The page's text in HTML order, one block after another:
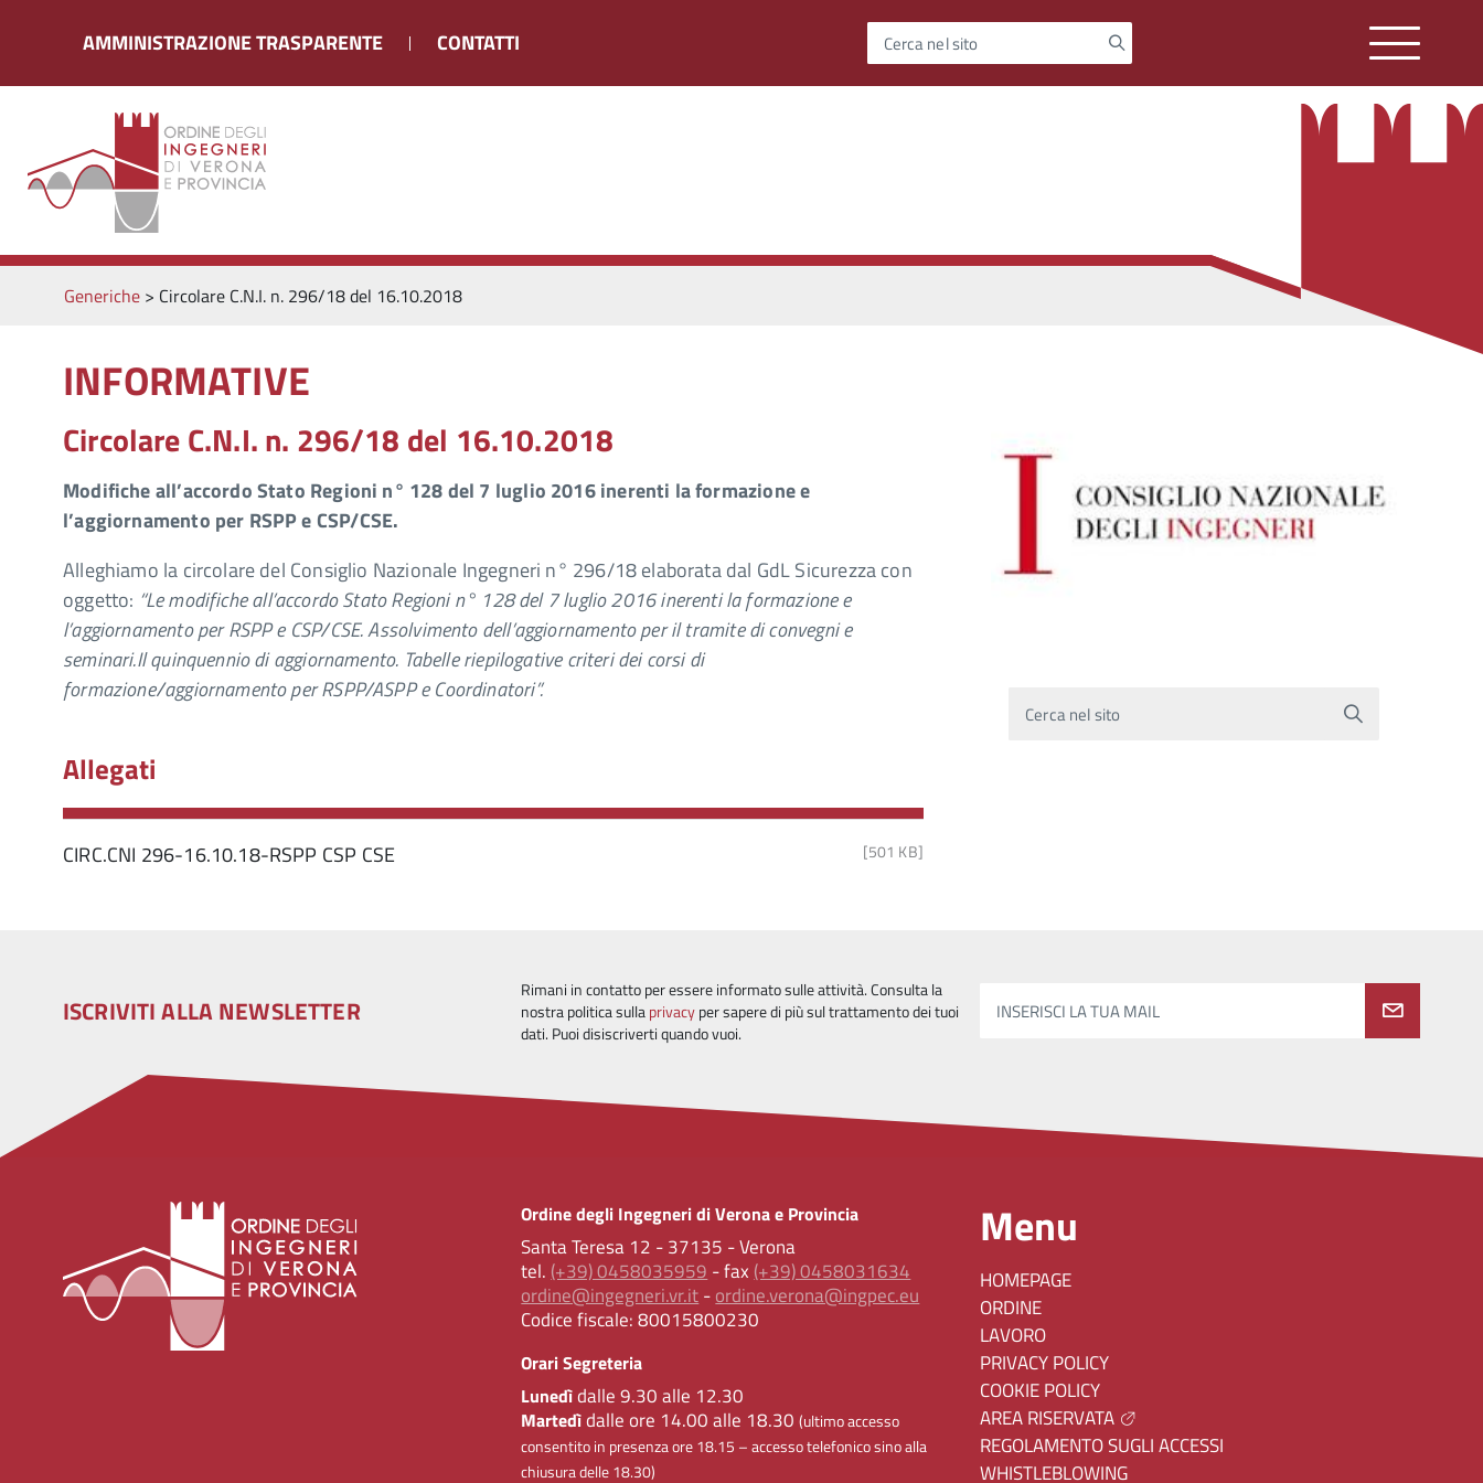
AMMINISTRAZIONE TRASPARENTE CONTATTI Cerca nel sito
Generiche> Circolare C.N.I. n. 296/18 del 16.10.2018
INFORMATIVE
Circolare C.N.I. n. 296/18 del 16.10.2018
Modifiche all’accordo Stato Regioni n° 128 del 7 luglio 2016 inerenti la formazione e
l’aggiornamento per RSPP e CSP/CSE.
Alleghiamo la circolare del Consiglio Nazionale Ingegneri n° 296/18 elaborata dal GdL Sicurezza con
oggetto: “Le modifiche all’accordo Stato Regioni n° 128 del 7 luglio 2016 inerenti la formazione e
l’aggiornamento per RSPP e CSP/CSE. Assolvimento dell’aggiornamento per il tramite di convegni e
seminari.Il quinquennio di aggiornamento. Tabelle riepilogative criteri dei corsi di
formazione/aggiornamento per RSPP/ASPP e Coordinatori”.
Allegati
CIRC.CNI 296-16.10.18-RSPP CSP CSE [501 KB]
Cerca nel sito
ISCRIVITI ALLA NEWSLETTER
Rimani in contatto per essere informato sulle attività. Consulta la
nostra politica sullaprivacyper sapere di più sul trattamento dei tuoi
dati. Puoi disiscriverti quando vuoi.
INSERISCI LA TUA MAIL
Ordine degli Ingegneri di Verona e Provincia
Santa Teresa 12 - 37135 - Verona
tel. (+39) 0458035959 - fax (+39) 0458031634
ordine@ingegneri.vr.it-ordine.verona@ingpec.eu
Codice fiscale:80015800230
Orari Segreteria
Lunedìdalle 9.30 alle 12.30
Martedìdalle ore 14.00 alle 18.30(ultimo accesso
consentito in presenza ore 18.15 – accesso telefonico sino alla
chiusura delle 18.30)
Menu
HOMEPAGE
ORDINE
LAVORO
PRIVACY POLICY
COOKIE POLICY
AREA RISERVATA
REGOLAMENTO SUGLI ACCESSI
WHISTLEBLOWING